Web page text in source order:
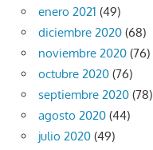
enero 2021 (49)
diciembre 2020 (68)
noviembre 2020 (76)
octubre 2020 (76)
septiembre 2020 (78)
agosto 2020 (44)
julio 2020 (49)